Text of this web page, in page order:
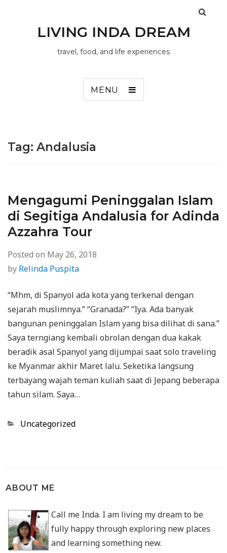
LIVING INDA DREAM
travel, food, and life experiences
MENU
Tag: Andalusia
Mengagumi Peninggalan Islam
di Segitiga Andalusia for Adinda
Azzahra Tour
Posted on May 26, 2018
by Relinda Puspita
“Mhm, di Spanyol ada kota yang terkenal dengan
sejarah muslimnya.” “Granada?” “Iya. Ada banyak
bangunan peninggalan Islam yang bisa dilihat di sana.”
Saya terngiang kembali obrolan dengan dua kakak
beradik asal Spanyol yang dijumpai saat solo traveling
ke Myanmar akhir Maret lalu. Seketika langsung
terbayang wajah teman kuliah saat di Jepang beberapa
tahun silam. Saya…
Categories
Uncategorized
ABOUT ME
Call me Inda. I am living my dream to be
fully happy through exploring new places
and learning something new.